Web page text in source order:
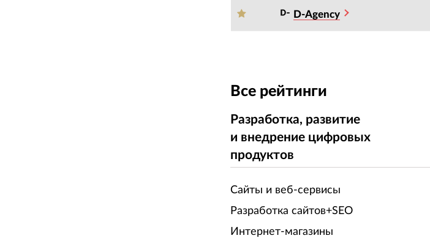
D-Agency
Все рейтинги
Разработка, развитие
и внедрение цифровых
продуктов
Сайты и веб-сервисы
Разработка сайтов+SEO
Интернет-магазины